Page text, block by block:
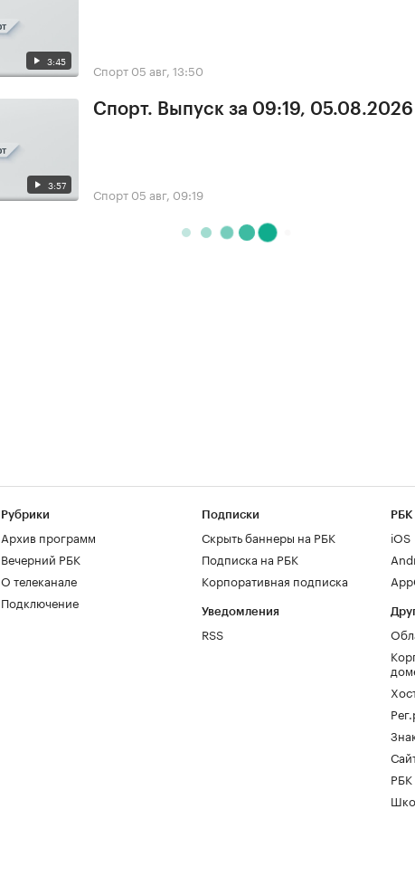
3:45 Спорт 05 авг, 13:50
3:57
Спорт. Выпуск за 09:19, 05.08.2026
Спорт 05 авг, 09:19
Рубрики
Архив программ
Вечерний РБК
О телеканале
Подключение
Подписки
Скрыть баннеры на РБК
Подписка на РБК
Корпоративная подписка
Уведомления
RSS
РБК
iOS